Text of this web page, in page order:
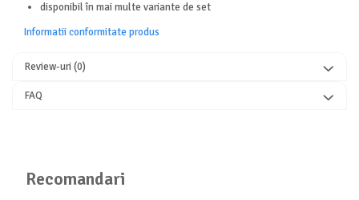
disponibil în mai multe variante de set
Informatii conformitate produs
Review-uri(0)
FAQ
Recomandari